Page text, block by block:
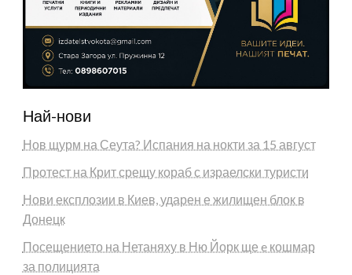
Най-нови
Нов щурм на Сеута? Испания на нокти за 15 август
Протест на Крит срещу кораб с израелски туристи
Нови експлозии в Киев, ударен е жилищен блок в
Донецк
Посещението на Нетаняху в Ню Йорк ще e кошмар
за полицията